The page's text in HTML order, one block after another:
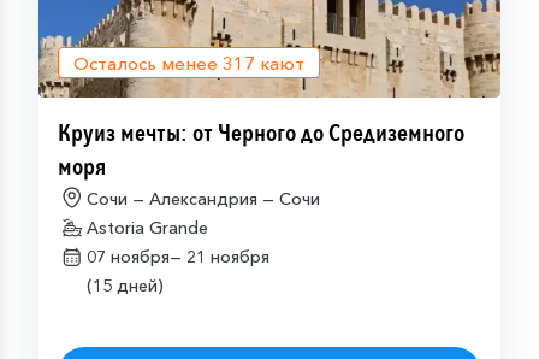
Осталось менее 317 кают
Круиз мечты: от Черного до Средиземного
моря
Сочи — Александрия — Сочи
Astoria Grande
07 ноября— 21 ноября
(15 дней)